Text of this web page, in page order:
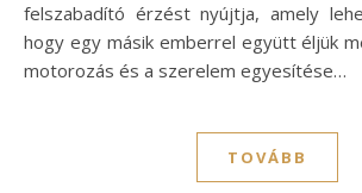
felszabadító érzést nyújtja, amely
hogy egy másik emberrel együtt éljük
motorozás és a szerelem egyesítése…
TOVÁBB